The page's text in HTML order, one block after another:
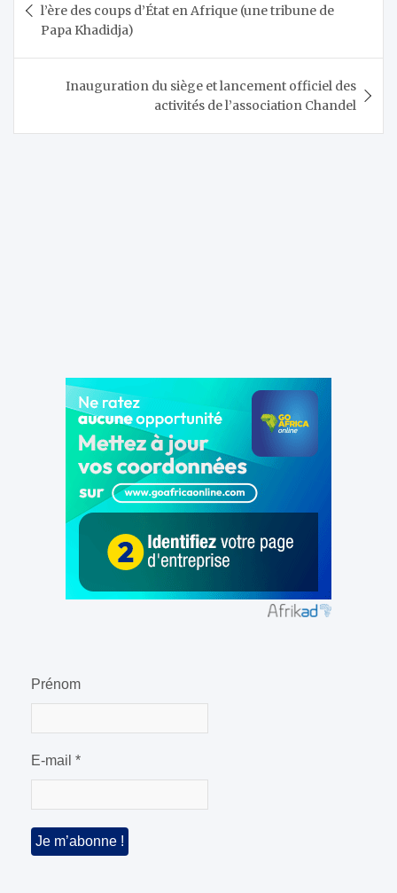
l’article
l’ère des coups d’État en Afrique (une tribune de
Papa Khadidja)
Inauguration du siège et lancement officiel des
activités de l’association Chandel
Prénom
E-mail *